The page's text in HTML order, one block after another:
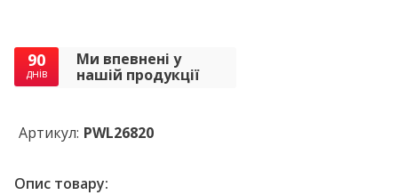
90
днів
Ми впевнені у
нашій продукції
Артикул: PWL26820
Опис товару: